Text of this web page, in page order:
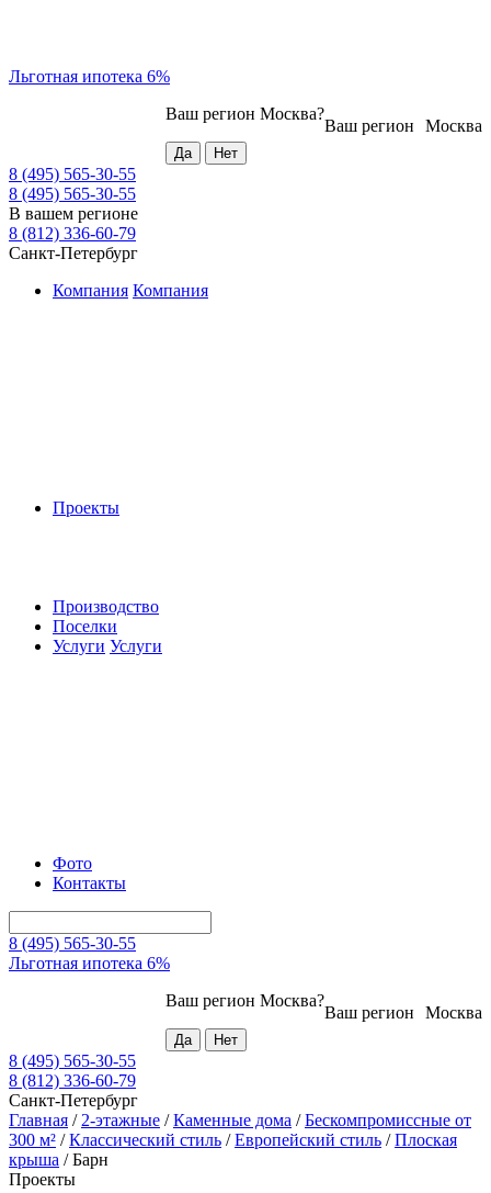
Льготная ипотека 6%
Москва
Ваш регион
Ваш регион Москва?
8 (495) 565-30-55
8 (495) 565-30-55
В вашем регионе
8 (812) 336-60-79
Санкт-Петербург
Компания Компания
Проекты
Производство
Поселки
Услуги Услуги
Фото
Контакты
8 (495) 565-30-55
Льготная ипотека 6%
Москва
Ваш регион
Ваш регион Москва?
8 (495) 565-30-55
8 (812) 336-60-79
Санкт-Петербург
Главная / 2-этажные /Каменные дома /Бескомпромиссные от
300 м² /Классический стиль /Европейский стиль /Плоская
крыша /Барн
Проекты